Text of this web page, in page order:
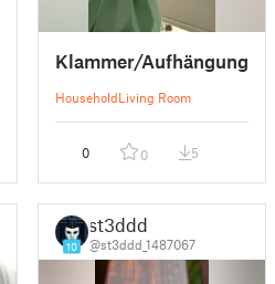
Klammer/Aufhängung
HouseholdLiving Room
0 0 5
10
st3ddd
@st3ddd_1487067